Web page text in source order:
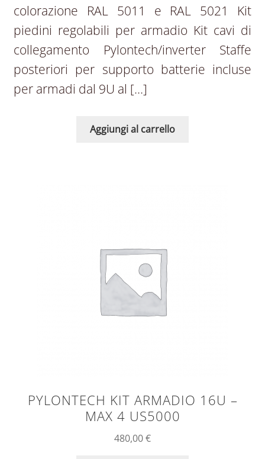
colorazione RAL 5011 e RAL 5021 Kit
piedini regolabili per armadio Kit cavi di
collegamento Pylontech/inverter Staffe
posteriori per supporto batterie incluse
per armadi dal 9U al […]
Aggiungi al carrello
PYLONTECH KIT ARMADIO 16U –
MAX 4 US5000
480,00€